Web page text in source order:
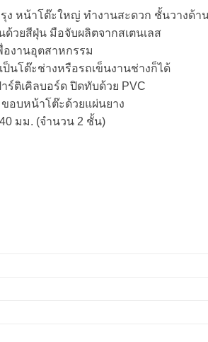
ง หน้าโต๊ะใหญ่ ทำงานสะดวก ชั้นวางด้า
ด้วยสีฝุ่น มือจับผลิตจากสเตนเลส
งานอุตสาหกรรม
นโต๊ะช่างหรือรถเข็นงานช่างก็ได้
ร์ติเคิลบอร์ด ปิดทับด้วย PVC
อบหน้าโต๊ะด้วยแผ่นยาง
มม. (จำนวน 2 ชั้น)